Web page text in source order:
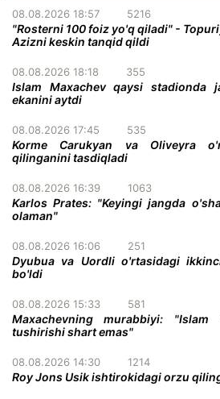
08.08.2026 18:57 5216
"Rosterni 100 foiz yo'q qiladi" -
Azizni keskin tanqid qildi
08.08.2026 18:18 355
Islam Maxachev qaysi stadionda
ekanini aytdi
08.08.2026 17:45 535
Korme Carukyan va Oliveyra
qilinganini tasdiqladi
08.08.2026 16:39 1063
Karlos Prates: "Keyingi jangda
olaman"
08.08.2026 16:06 251
Dyubua va Uordli o'rtasidagi
bo'ldi
08.08.2026 15:33 581
Maxachevning murabbiyi:
tushirishi shart emas"
08.08.2026 14:30 1214
Roy Jons Usik ishtirokidagi orzu